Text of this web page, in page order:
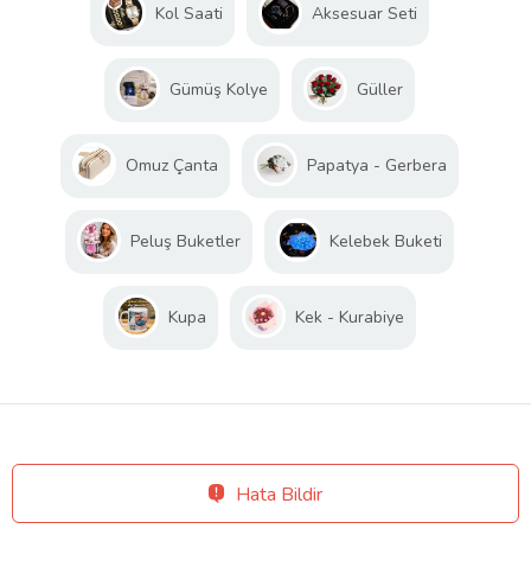
Kol Saati Aksesuar Seti
Gümüş Kolye Güller
Omuz Çanta Papatya - Gerbera
Peluş Buketler Kelebek Buketi
Kupa Kek - Kurabiye
Hata Bildir